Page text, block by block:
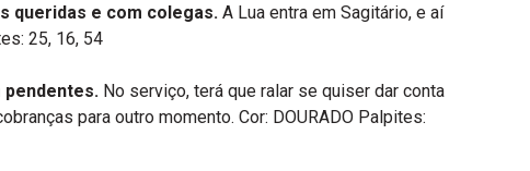
para
aumentar
ou
queridas e com colegas. A Lua entra em Sagitário, e aí
25, 16, 54
No serviço, terá que ralar se quiser dar conta
para outro momento. Cor: DOURADO Palpites: